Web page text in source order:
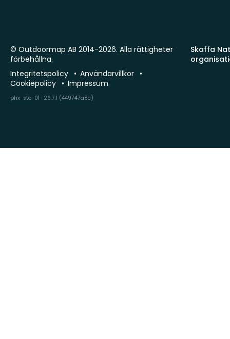
Skaffa
© Outdoormap AB 2014-2026. Alla rättigheter
förbehållna.
Integritetspolicy
Användarvillkor
Cookiepolicy
Impressum
phx-sto-01 · 26.7.1 (449747a8c)